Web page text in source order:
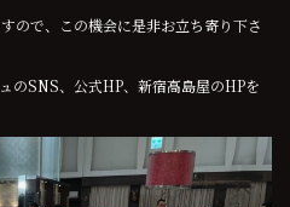
ので、この機会に是非お立ち寄り下さ
のSNS、公式HP、新宿高島屋のHPを